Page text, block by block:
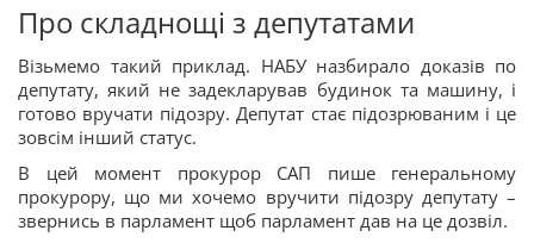
Про складнощі з депутатами
Візьмемо такий приклад. НАБУ назбирало доказів по
депутату, який не задекларував будинок та машину, і
готово вручати підозру. Депутат стає підозрюваним і це
зовсім інший статус.
В цей момент прокурор САП пише генеральному
прокурору, що ми хочемо вручити підозру депутату –
звернись в парламент щоб парламент дав на це дозвіл.